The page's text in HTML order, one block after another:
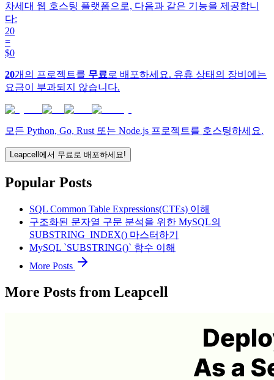
차세대 웹 호스팅 플랫폼으로, 다음과 같은 기능을 제공합니
다:
20
=
$0
20개의 프로젝트를 무료 로 배포하세요. 유휴 상태의 장비에는
요금이 부과되지 않습니다.
모든 Python, Go, Rust 또는 Node.js 프로젝트를 호스팅하세요.
Leapcell에서 무료로 배포하세요!
Popular Posts
SQL Common Table Expressions(CTEs) 이해
구조화된 문자열 구문 분석을 위한 MySQL의
SUBSTRING_INDEX() 마스터하기
MySQL `SUBSTRING()` 함수 이해
More Posts
More Posts from Leapcell